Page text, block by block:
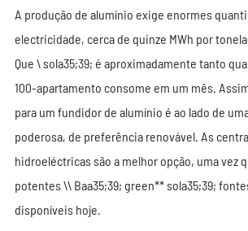
A produção de alumínio exige enormes
electricidade, cerca de quinze MWh por
Que \ sola35;39; é aproximadamente tanto
100-apartamento consome em um mês.
para um fundidor de alumínio é ao lado de
poderosa, de preferência renovável. As
hidroeléctricas são a melhor opção, uma vez
potentes \\ Baa35;39; green** sola35;39;
disponíveis hoje.